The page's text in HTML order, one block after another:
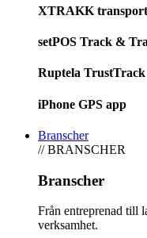
XTRAKK
setPOS Track &
Ruptela TrustTrack
iPhone GPS app
Branscher
// BRANSCHER
Branscher
Från entreprenad till
verksamhet.